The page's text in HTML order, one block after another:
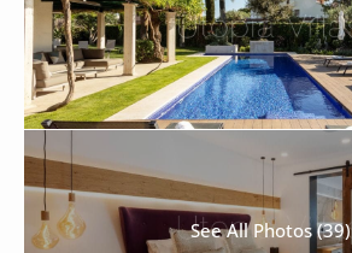
See All Photos (39)